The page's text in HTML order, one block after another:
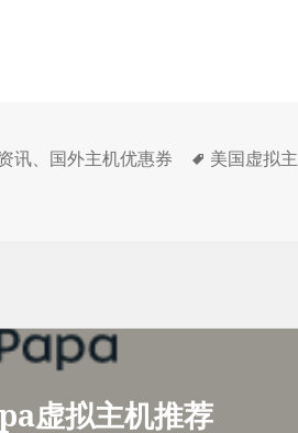
讯、 国外主机优惠券
标
美国虚拟主
虚拟主机推荐